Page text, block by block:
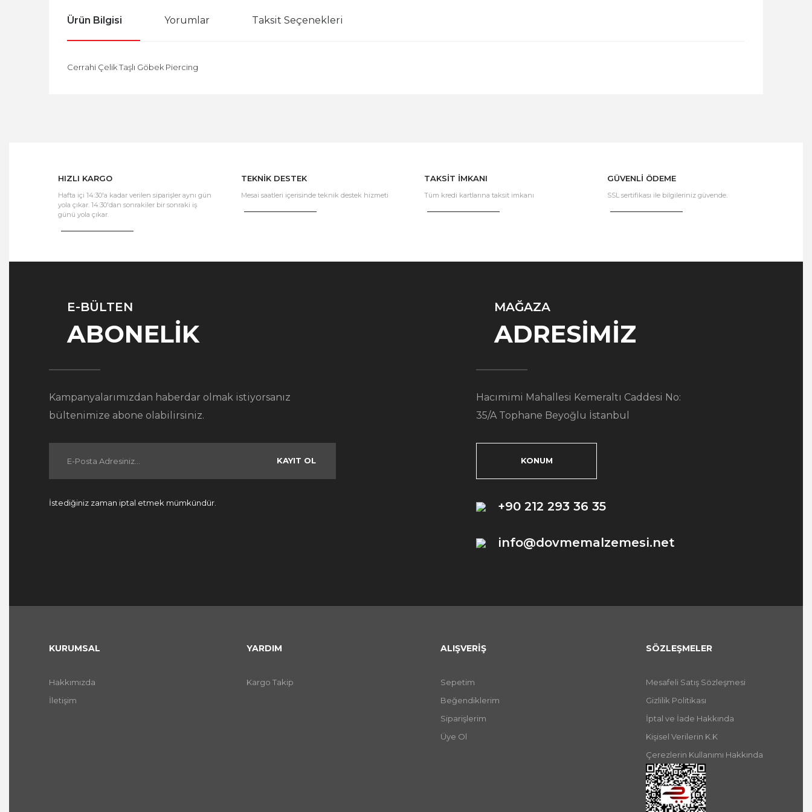
Ürün Bilgisi Yorumlar Taksit Seçenekleri
Cerrahi Çelik Taşlı Göbek Piercing
HIZLI KARGO
Hafta içi 14:30'a kadar verilen siparişler aynı gün
yola çıkar. 14:30'dan sonrakiler bir sonraki iş
günü yola çıkar.
TEKNİK DESTEK
Mesai saatleri içerisinde teknik destek hizmeti
TAKSİT İMKANI
Tüm kredi kartlarına taksit imkanı
GÜVENLİ ÖDEME
SSL sertifikası ile bilgileriniz güvende.
E-BÜLTEN
ABONELİK
Kampanyalarımızdan haberdar olmak istiyorsanız
bültenimize abone olabilirsiniz.
KAYIT OL
İstediğiniz zaman iptal etmek mümkündür.
MAĞAZA
ADRESİMİZ
Hacımimi Mahallesi Kemeraltı Caddesi No:
35/A Tophane Beyoğlu İstanbul
KONUM
+90 212 293 36 35
info@dovmemalzemesi.net
KURUMSAL
Hakkımızda
İletişim
YARDIM
Kargo Takip
ALIŞVERİŞ
Sepetim
Beğendiklerim
Siparişlerim
Üye Ol
SÖZLEŞMELER
Mesafeli Satış Sözleşmesi
Gizlilik Politikası
İptal ve İade Hakkında
Kişisel Verilerin K.K
Çerezlerin Kullanımı Hakkında